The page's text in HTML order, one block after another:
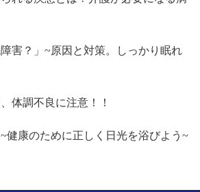
障害？」~原因と対策。しっかり眠れ
体調不良に注意！！
健康のために正しく日光を浴びよう~